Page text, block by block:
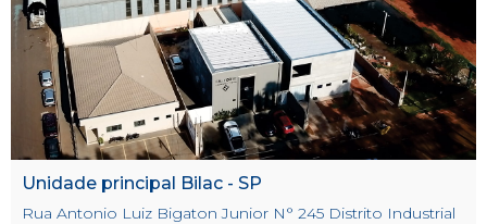
Unidade principal Bilac - SP
Rua Antonio Luiz Bigaton Junior N° 245 Distrito Industrial